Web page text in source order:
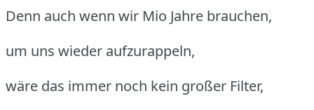
Denn auch wenn wir Mio Jahre brauchen,
um uns wieder aufzurappeln,
wäre das immer noch kein großer Filter,